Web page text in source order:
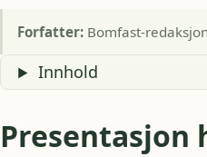
Forfatter: Bomfast-
Innhold
Presentasjon